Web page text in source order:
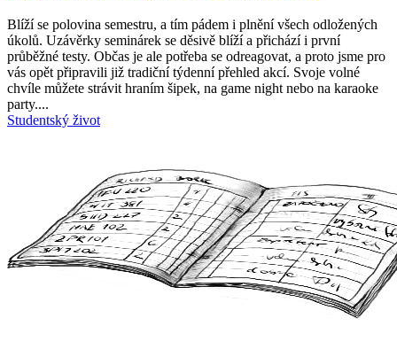
Blíží se polovina semestru, a tím pádem i plnění všech odložených
úkolů. Uzávěrky seminárek se děsivě blíží a přichází i první
průběžné testy. Občas je ale potřeba se odreagovat, a proto jsme pro
vás opět připravili již tradiční týdenní přehled akcí. Svoje volné
chvíle můžete strávit hraním šipek, na game night nebo na karaoke
party....
Studentský život